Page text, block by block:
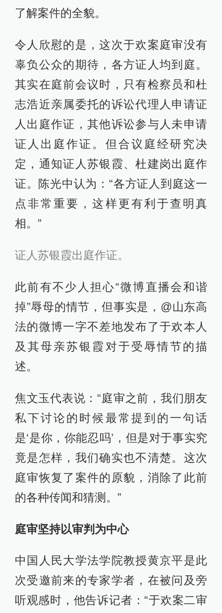
了解案件的全貌。
令人欣慰的是，这次于欢案庭审没有
辜负公众的期待，各方证人均到庭。
其实在庭前会议时，只有检察员和杜
志浩近亲属委托的诉讼代理人申请证
人出庭作证，其他诉讼参与人未申请
证人出庭作证。但合议庭经研究决
定，通知证人苏银霞、杜建岗出庭作
证。陈光中认为：“各方证人到庭这一
点非常重要，这样更有利于查明真
相。”
证人苏银霞出庭作证。
此前有不少人担心“微博直播会和谐
掉”辱母的情节，但事实是，@山东高
法的微博一字不差地发布了于欢本人
及其母亲苏银霞对于受辱情节的描
述。
焦文玉代表说：“庭审之前，我们朋友
私下讨论的时候最常提到的一句话
是‘是你，你能忍吗’，但是对于事实究
竟是怎样，我们确实也不清楚。这次
庭审恢复了案件的原貌，消除了此前
的各种传闻和猜测。”
庭审坚持以审判为中心
中国人民大学法学院教授黄京平是此
次受邀前来的专家学者，在被问及旁
听观感时，他告诉记者：“于欢案二审